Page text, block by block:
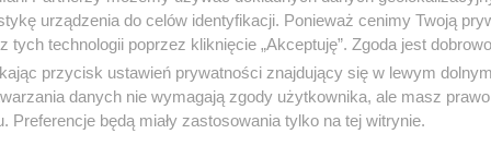
urządzenia do celów identyfikacji. Ponieważ cenimy Twoją
tych technologii poprzez kliknięcie „Akceptuję”. Zgoda jest
przycisk ustawień prywatności znajdujący się w lewym
danych nie wymagają zgody użytkownika, ale masz
Preferencje będą miały zastosowania tylko na tej witrynie.